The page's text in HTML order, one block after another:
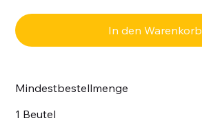
In den Warenkorb
Mindestbestellmenge
1 Beutel